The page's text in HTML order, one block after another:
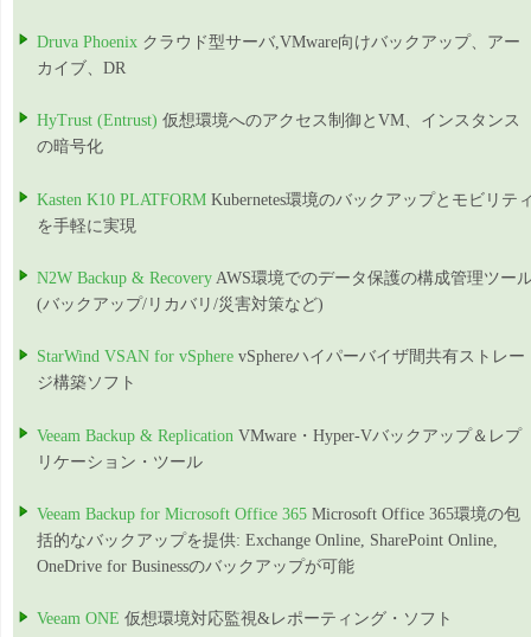
Druva Phoenix クラウド型サーバ,VMware向けバックアップ、アー
カイブ、DR
HyTrust (Entrust) 仮想環境へのアクセス制御とVM、インスタンス
の暗号化
Kasten K10 PLATFORM Kubernetes環境のバックアップとモビリテ
を手軽に実現
N2W Backup & Recovery AWS環境でのデータ保護の構成管理ツー
(バックアップ/リカバリ/災害対策など)
StarWind VSAN for vSphere vSphereハイパーバイザ間共有ストレー
ジ構築ソフト
Veeam Backup & Replication VMware・Hyper-Vバックアップ＆レプ
リケーション・ツール
Veeam Backup for Microsoft Office 365 Microsoft Office 365環境の包
括的なバックアップを提供: Exchange Online, SharePoint Online,
OneDrive for Businessのバックアップが可能
Veeam ONE 仮想環境対応監視&レポーティング・ソフト